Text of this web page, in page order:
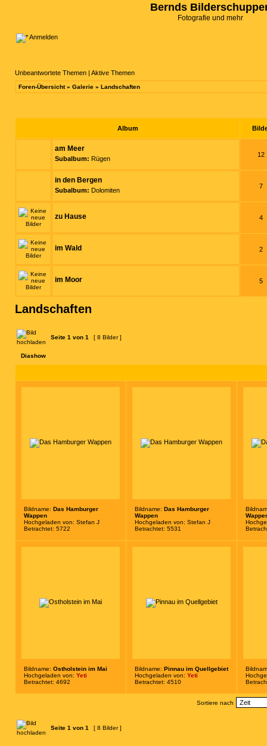
Bernds
Fotografie und mehr
Anmelden
Unbeantwortete Themen | Aktive Themen
Foren-Übersicht» Galerie » Landschaften
Album
am Meer
Subalbum: Rügen
12
in den Bergen
Subalbum: Dolomiten
7
zu Hause 4
im Wald 2
im Moor 5
Landschaften
Seite 1 von 1 [ 8 Bilder ]
Diashow
Bildname: Das Hamburger
Wappen
Hochgeladen von: Stefan J
Betrachtet: 5722
Bildname: Das Hamburger
Wappen
Hochgeladen von: Stefan J
Betrachtet: 5531
Bildname: Ostholstein im Mai
Hochgeladen von: Yeti
Betrachtet: 4692
Bildname: Pinnau im Quellgebiet
Hochgeladen von: Yeti
Betrachtet: 4510
Sortiere nach
Seite 1 von 1 [ 8 Bilder ]